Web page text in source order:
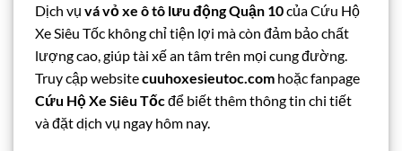
Dịch vụ vá vỏ xe ô tô lưu động Quận 10của Cứu Hộ
Xe Siêu Tốc không chỉ tiện lợi mà còn đảm bảo chất
lượng cao, giúp tài xế an tâm trên mọi cung đường.
Truy cập websitecuuhoxesieutoc.com hoặc fanpage
Cứu Hộ Xe Siêu Tốcđể biết thêm thông tin chi tiết
và đặt dịch vụ ngay hôm nay.